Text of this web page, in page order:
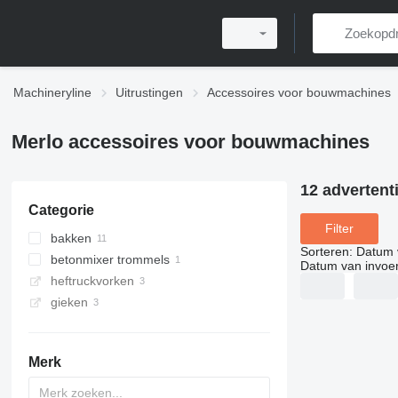
Machineryline Uitrustingen Accessoires voor bouwmachines
Merlo accessoires voor bouwmachines
Categorie
bakken
voorladerbakken
egalisatiebaken
breekbakken
betonmixer trommels
heftruckvorken
gieken
Merk
12
Filter
Sorteren: Datum
Datum van